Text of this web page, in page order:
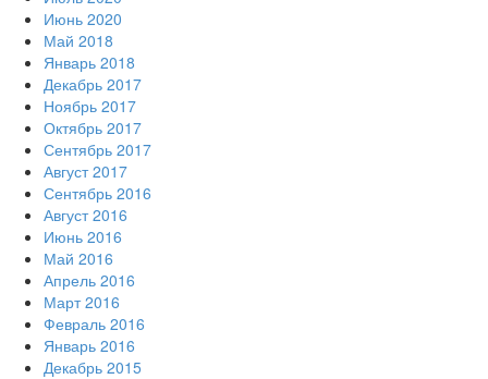
Июнь 2020
Май 2018
Январь 2018
Декабрь 2017
Ноябрь 2017
Октябрь 2017
Сентябрь 2017
Август 2017
Сентябрь 2016
Август 2016
Июнь 2016
Май 2016
Апрель 2016
Март 2016
Февраль 2016
Январь 2016
Декабрь 2015